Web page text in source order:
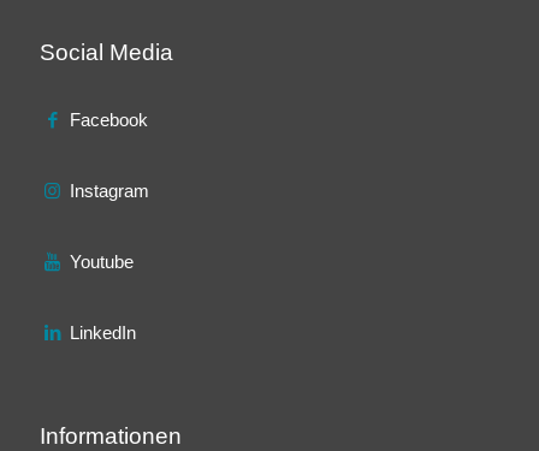
Social Media
Facebook
Instagram
Youtube
LinkedIn
Informationen